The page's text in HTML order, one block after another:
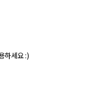
하세요 :)